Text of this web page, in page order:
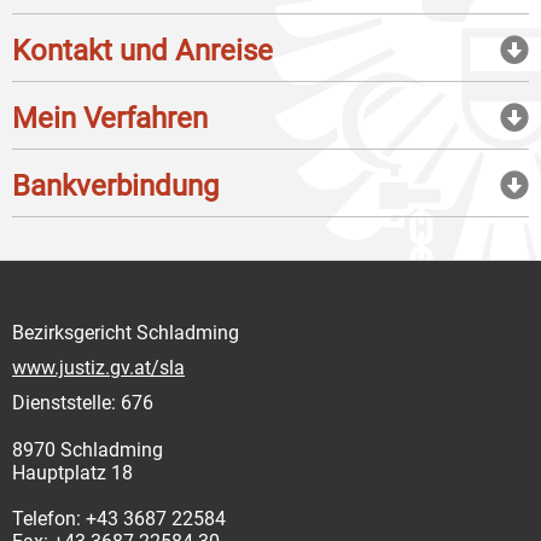
Kontakt und Anreise
Mein Verfahren
Bankverbindung
Bezirksgericht Schladming
www.justiz.gv.at/sla
Dienststelle: 676
8970 Schladming
Hauptplatz 18
Telefon: +43 3687 22584